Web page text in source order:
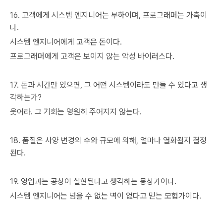
16. 고객에게 시스템 엔지니어는 부하이며, 프로그래머는 가축이
다.
시스템 엔지니어에게 고객은 돈이다.
프로그래머에게 고객은 보이지 않는 악성 바이러스다.
17. 돈과 시간만 있으면, 그 어떤 시스템이라도 만들 수 있다고 생
각하는가?
웃어라. 그 기회는 영원히 주어지지 않는다.
18. 품질은 사양 변경의 수와 규모에 의해, 얼마나 열화될지 결정
된다.
19. 영업과는 공상이 실현된다고 생각하는 몽상가이다.
시스템 엔지니어는 넘을 수 없는 벽이 없다고 믿는 모험가이다.